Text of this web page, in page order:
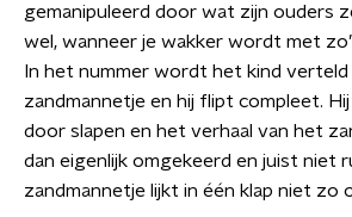
gemanipuleerd door wat zijn ouders
wel, wanneer je wakker wordt met
In het nummer wordt het kind
zandmannetje en hij flipt compleet.
door slapen en het verhaal van het
dan eigenlijk omgekeerd en juist niet
zandmannetje lijkt in één klap niet zo